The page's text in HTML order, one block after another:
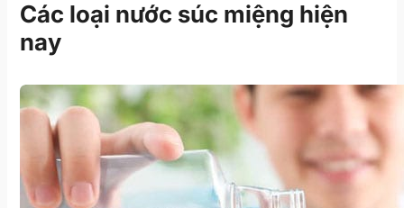
Các loại nước súc miệng hiện
nay